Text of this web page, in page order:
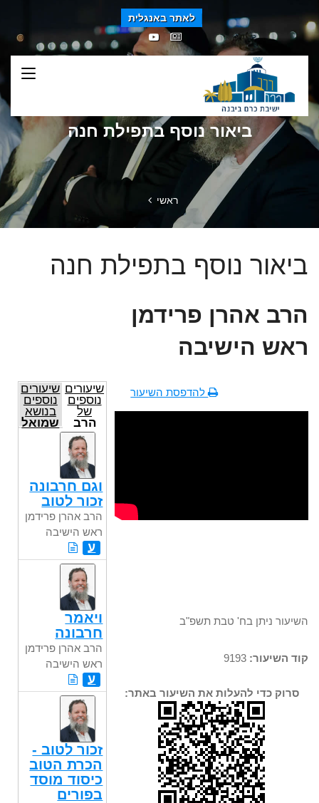
לאתר באנגלית
ביאור נוסף בתפילת חנה
ראשי
ביאור נוסף בתפילת חנה
הרב אהרן פרידמן
ראש הישיבה
להדפסת השיעור
השיעור ניתן בח' טבת תשפ"ב
קוד השיעור:
סרוק כדי להעלות את השיעור באתר:
שיעורים
נוספים
של
הרב
אהרן
פרידמן
ראש
הישיבה
שיעורים
נוספים
בנושא
שמואל
וגם חרבונה
זכור לטוב
הרב אהרן פרידמן
ראש הישיבה
ע
ויאמר
חרבונה
הרב אהרן פרידמן
ראש הישיבה
ע
זכור לטוב -
הכרת הטוב
כיסוד מוסד
בפורים